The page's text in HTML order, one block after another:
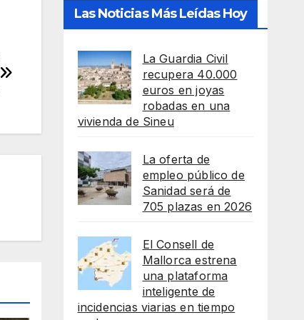
Las Noticias Más Leídas Hoy
La Guardia Civil
recupera 40.000
euros en joyas
robadas en una
vivienda de Sineu
La oferta de
empleo público de
Sanidad será de
705 plazas en 2026
El Consell de
Mallorca estrena
una plataforma
inteligente de
incidencias viarias en tiempo